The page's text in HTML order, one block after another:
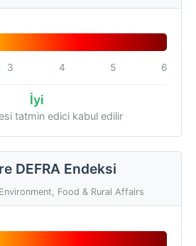
3 4 5 6
İyi
tatmin edici kabul edilir
DEFRA Endeksi
Food & Rural Affairs